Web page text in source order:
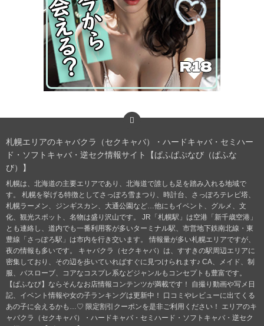
札幌エリアのキャバクラ（セクキャバ）・ハードキャバ・セミハー
ド・ソフトキャバ・逆セク情報サイト【ぱふぱぷなび（ぱふな
び）】
札幌は、北海道の主要エリアであり、北海道で誰しも足を踏み入れる地域で
す。 札幌を挙げる特徴としてさっぽろ雪まつり、時計台、さっぽろテレビ塔、
札幌ラーメン、ジンギスカン、大通公園など…他にもイベント、グルメ、文
化、観光スポット、名物は盛り沢山です。 JR「札幌駅」は空港「新千歳空港」
とも連絡し、道内でも一番利用客が多いターミナル駅、市営地下鉄南北線・東
豊線「さっぽろ駅」は市内を行き交います。 情報量が多い札幌エリアですが、
夜の情報も多いです。 キャバクラ（セクキャバ）は、すすきの駅周辺エリアに
密集しており、その辺を歩いていればすぐに見つけられます♪ CA、メイド、制
服、バスローブ、コアなコスプレ系などジャンルもコンセプトも豊富です。
【ぱふなび】ならそんなお店情報コンテンツが満載です！ 自撮り動画や写メ日
記、イベント情報や女の子ランキングは更新中！ 口コミやレビューに出てくる
あの子に会えるかも…♡ 限定割引クーポンを是非ご利用ください！ エリアのキ
ャバクラ（セクキャバ）・ハードキャバ・セミハード・ソフトキャバ・逆セク